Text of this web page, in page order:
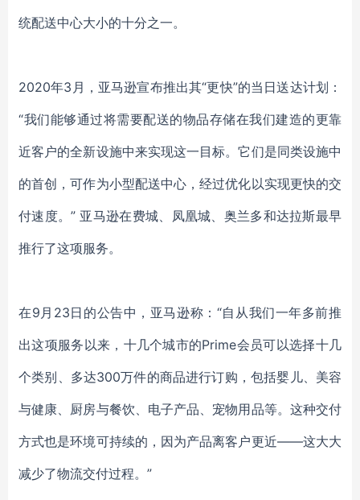
统配送中心大小的十分之一。
2020年3月，亚马逊宣布推出其“更快”的当日送达计划：
“我们能够通过将需要配送的物品存储在我们建造的更靠
近客户的全新设施中来实现这一目标。它们是同类设施中
的首创，可作为小型配送中心，经过优化以实现更快的交
付速度。” 亚马逊在费城、凤凰城、奥兰多和达拉斯最早
推行了这项服务。
在9月23日的公告中， 亚马逊称 ： “自从我们一年多前推
出这项服务以来，十几个城市的Prime会员可以选择十几
个类别 、 多达300万件的商品进行订购，包括婴儿、美容
与健康、厨房与餐饮、电子产品、宠物用品等。这种交付
方式也是环境可持续的，因为产品离客户更近——这大大
减少了物流交付过程。 ”